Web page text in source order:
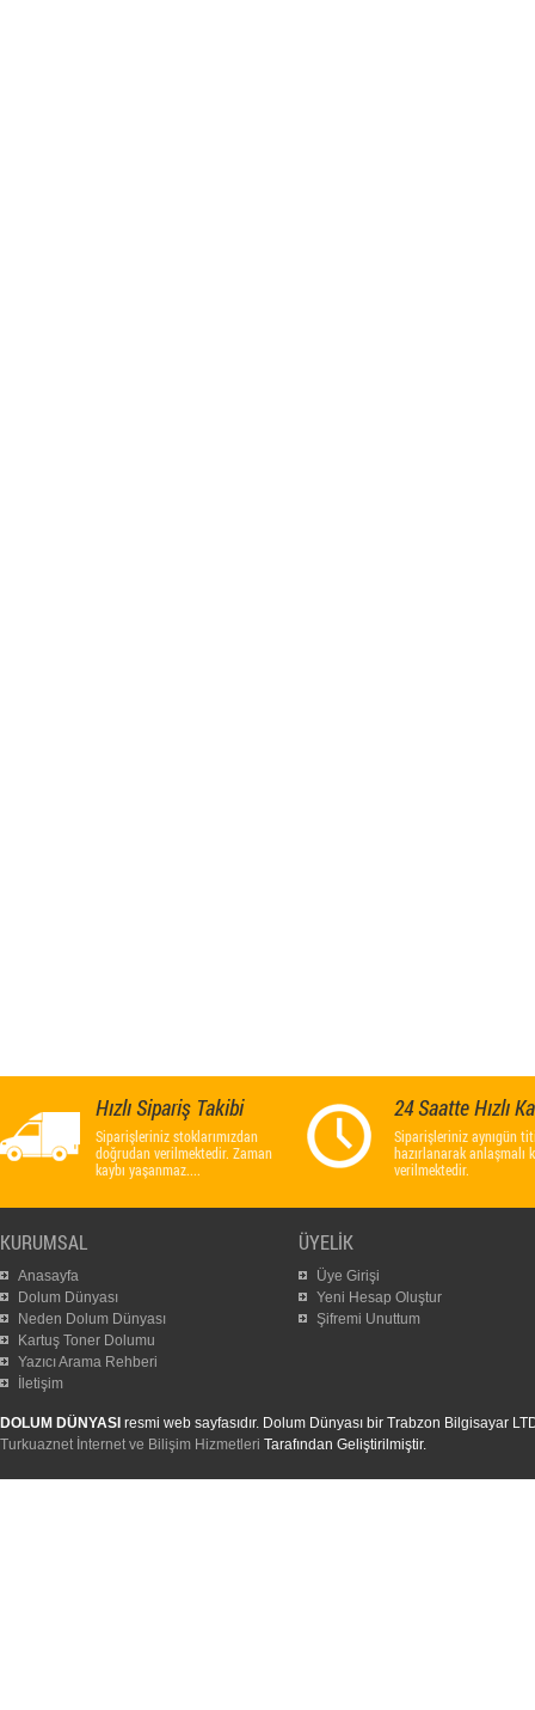
Hızlı Sipariş Takibi
Siparişleriniz stoklarımızdan
doğrudan verilmektedir. Zaman
kaybı yaşanmaz....
24 Saatte Hızlı
Siparişleriniz aynıgün
hazırlanarak anlaşmalı
verilmektedir.
KURUMSAL
Anasayfa
Dolum Dünyası
Neden Dolum Dünyası
Kartuş Toner Dolumu
Yazıcı Arama Rehberi
İletişim
ÜYELİK
Üye Girişi
Yeni Hesap Oluştur
Şifremi Unuttum
DOLUM DÜNYASI resmi web sayfasıdır. Dolum Dünyası bir Trabzon Bilgisayar
Turkuaznet İnternet ve Bilişim Hizmetleri Tarafından Geliştirilmiştir.